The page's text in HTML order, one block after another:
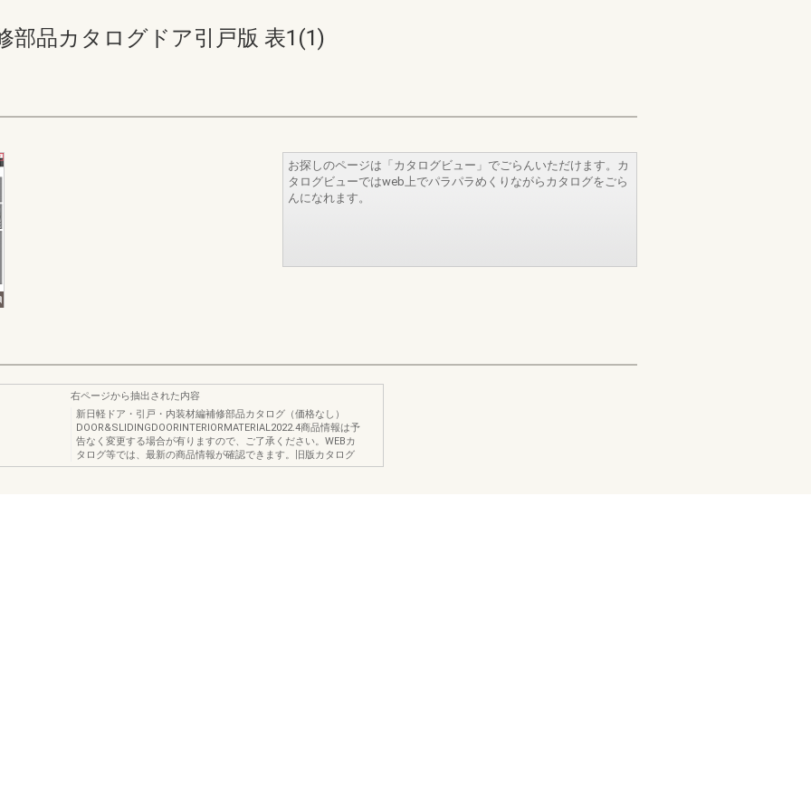
部品カタログドア引戸版 表1(1)
お探しのページは「カタログビュー」でごらんいただけます。カ
タログビューではweb上でパラパラめくりながらカタログをごら
んになれます。
右ページから抽出された内容
新日軽ドア・引戸・内装材編補修部品カタログ（価格なし）
DOOR&SLIDINGDOORINTERIORMATERIAL2022.4商品情報は予
告なく変更する場合が有りますので、ご了承ください。WEBカ
タログ等では、最新の商品情報が確認できます。旧版カタログ